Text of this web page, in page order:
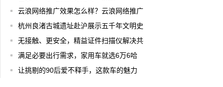
云浪网络推广效果怎么样？云浪网络推广
杭州良渚古城遗址赴沪展示五千年文明史
无接触、更安全，精益证件扫描仪解决共
满足必要出行需求，家用车就选6万6哈
让挑剔的90后爱不释手，这款车的魅力